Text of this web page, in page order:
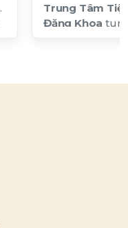
Trung Tâm
Đăng Khoa
trời thoáng